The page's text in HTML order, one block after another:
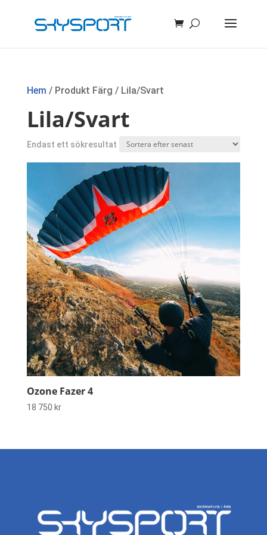
Hem / Produkt Färg / Lila/Svart
Lila/Svart
Endast ett sökresultat
Ozone Fazer 4
18 750 kr